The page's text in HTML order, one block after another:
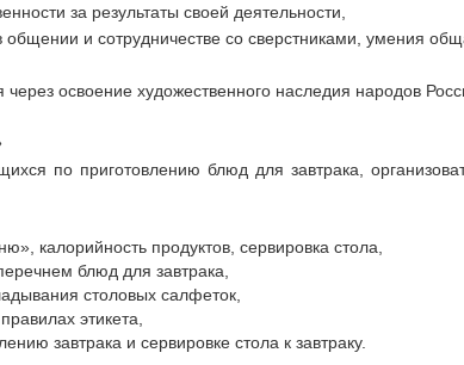
за результаты своей деятельности,
и сотрудничестве со сверстниками, умения
через освоение художественного наследия народов
по приготовлению блюд для завтрака,
калорийность продуктов, сервировка стола,
блюд для завтрака,
столовых салфеток,
этикета,
завтрака и сервировке стола к завтраку.